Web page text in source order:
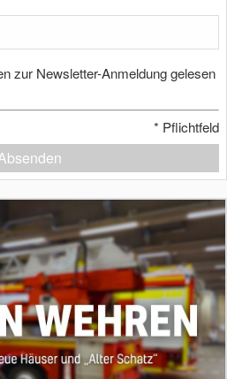
zur Newsletter-Anmeldung gelesen
* Pflichtfeld